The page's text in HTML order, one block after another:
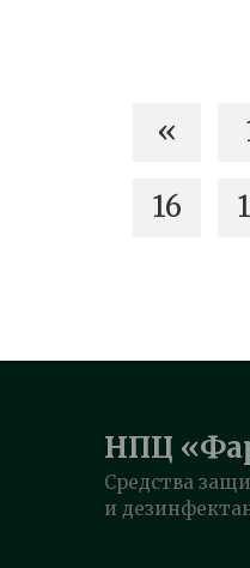
«
16
НПЦ
Средства
и